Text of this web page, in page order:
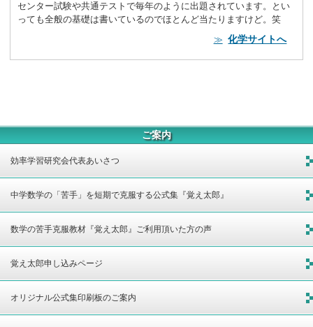
センター試験や共通テストで毎年のように出題されています。とい
っても全般の基礎は書いているのでほとんど当たりますけど。笑
≫ 化学サイトへ
ご案内
効率学習研究会代表あいさつ
中学数学の「苦手」を短期で克服する公式集『覚え太郎』
数学の苦手克服教材『覚え太郎』ご利用頂いた方の声
覚え太郎申し込みページ
オリジナル公式集印刷板のご案内